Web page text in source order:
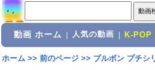
動画 ホーム 人気の動画 K-POP
ホーム>> 前のページ>> ブルボン プチシ